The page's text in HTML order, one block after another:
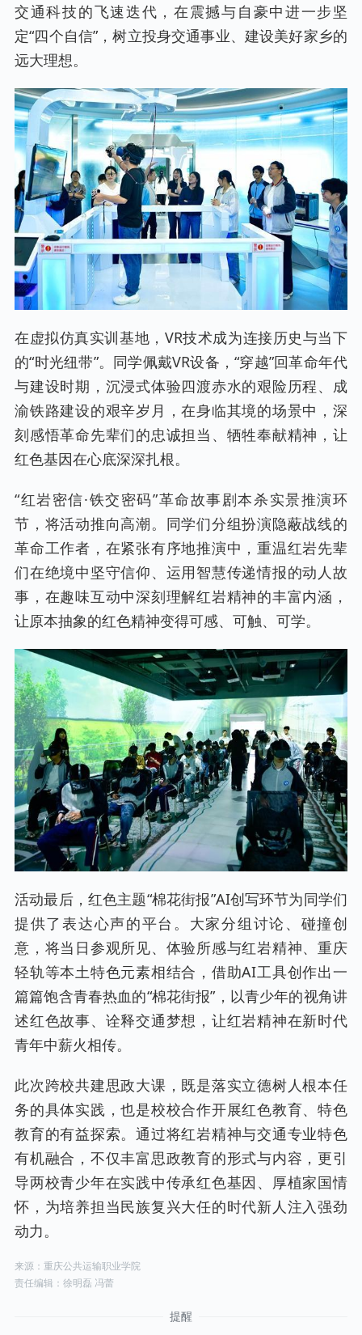
交通科技的飞速迭代，在震撼与自豪中进一步坚
定“四个自信”，树立投身交通事业、建设美好家乡的
远大理想。
在虚拟仿真实训基地，VR技术成为连接历史与当下
的“时光纽带”。同学佩戴VR设备，“穿越”回革命年代
与建设时期，沉浸式体验四渡赤水的艰险历程、成
渝铁路建设的艰辛岁月，在身临其境的场景中，深
刻感悟革命先辈们的忠诚担当、牺牲奉献精神，让
红色基因在心底深深扎根。
“红岩密信·铁交密码”革命故事剧本杀实景推演环
节，将活动推向高潮。同学们分组扮演隐蔽战线的
革命工作者，在紧张有序地推演中，重温红岩先辈
们在绝境中坚守信仰、运用智慧传递情报的动人故
事，在趣味互动中深刻理解红岩精神的丰富内涵，
让原本抽象的红色精神变得可感、可触、可学。
活动最后，红色主题“棉花街报”AI创写环节为同学们
提供了表达心声的平台。大家分组讨论、碰撞创
意，将当日参观所见、体验所感与红岩精神、重庆
轻轨等本土特色元素相结合，借助AI工具创作出一
篇篇饱含青春热血的“棉花街报”，以青少年的视角讲
述红色故事、诠释交通梦想，让红岩精神在新时代
青年中薪火相传。
此次跨校共建思政大课，既是落实立德树人根本任
务的具体实践，也是校校合作开展红色教育、特色
教育的有益探索。通过将红岩精神与交通专业特色
有机融合，不仅丰富思政教育的形式与内容，更引
导两校青少年在实践中传承红色基因、厚植家国情
怀，为培养担当民族复兴大任的时代新人注入强劲
动力。
来源：重庆公共运输职业学院
责任编辑：徐明磊 冯蕾